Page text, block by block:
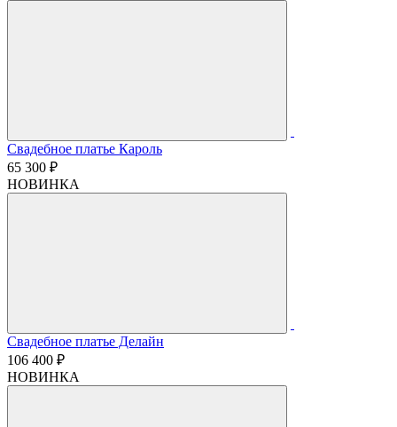
Свадебное платье Кароль
65 300 ₽
НОВИНКА
Свадебное платье Делайн
106 400 ₽
НОВИНКА